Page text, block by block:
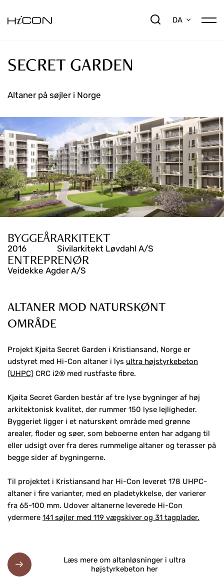
DA
SECRET GARDEN
Altaner på søjler i Norge
BYGGEÅR
2016
ARKITEKT
Sivilarkitekt Løvdahl A/S
ENTREPRENØR
Veidekke Agder A/S
ALTANER MOD NATURSKØNT
OMRÅDE
Projekt Kjøita Secret Garden i Kristiansand, Norge er
udstyret med Hi-Con altaner i lys ultra højstyrkebeton
(UHPC) CRC i2® med rustfaste fibre.
Kjøita Secret Garden består af tre lyse bygninger af høj
arkitektonisk kvalitet, der rummer 150 lyse lejligheder.
Byggeriet ligger i et naturskønt område med grønne
arealer, floder og søer, som beboerne enten har adgang til
eller udsigt over fra deres rummelige altaner og terasser på
begge sider af bygningerne.
Til projektet i Kristiansand har Hi-Con leveret 178 UHPC-
altaner i fire varianter, med en pladetykkelse, der varierer
fra 65-100 mm. Udover altanerne leverede Hi-Con
ydermere 141 søjler med 119 vægskiver og 31 tagplader.
Læs mere om altanløsninger i ultra
højstyrkebeton her